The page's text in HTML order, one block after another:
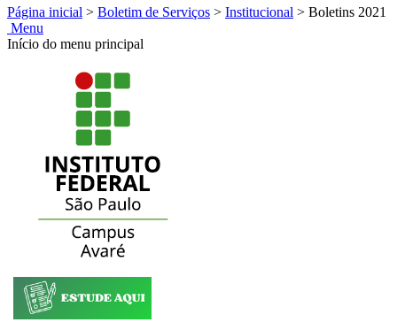
Página inicial > Boletim de Serviços > Institucional > Boletins 2021
Menu
Início do menu principal